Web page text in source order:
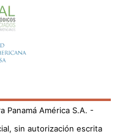
Panamá América S.A. -
sin autorización escrita